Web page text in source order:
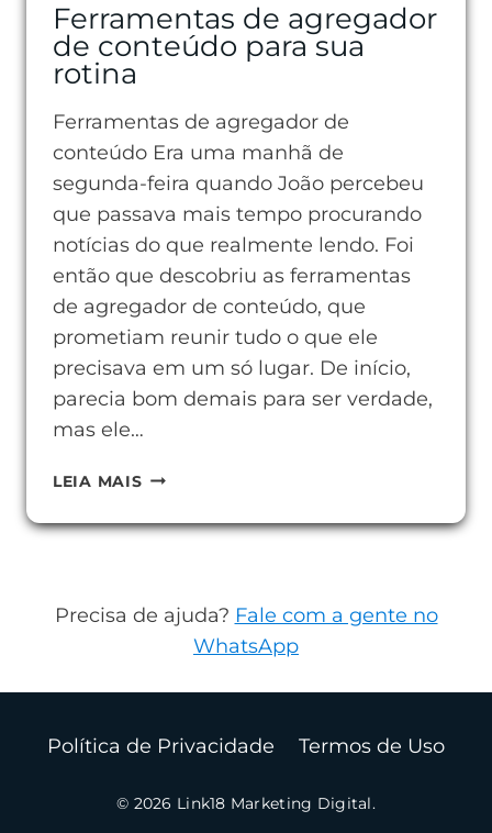
Ferramentas de agregador
de conteúdo para sua
rotina
Ferramentas de agregador de
conteúdo Era uma manhã de
segunda-feira quando João percebeu
que passava mais tempo procurando
notícias do que realmente lendo. Foi
então que descobriu as ferramentas
de agregador de conteúdo, que
prometiam reunir tudo o que ele
precisava em um só lugar. De início,
parecia bom demais para ser verdade,
mas ele…
LEIA MAISFERRAMENTAS
CONTEÚDO
PARA
ROTINA
Precisa de ajuda? Fale com a gente no
WhatsApp
Política de Privacidade Termos de Uso
© 2026 Link18 Marketing Digital.